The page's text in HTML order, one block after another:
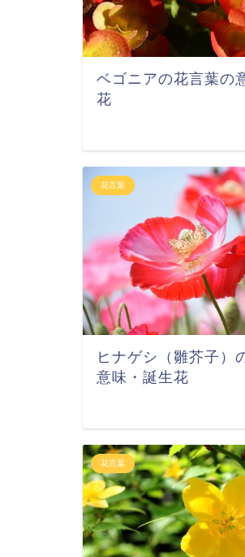
ベゴニアの花言葉の
花
花言葉
ヒナゲシ（雛芥子）
意味・誕生花
花言葉